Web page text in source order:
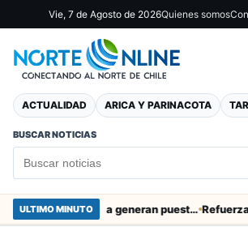
Vie, 7 de Agosto de 2026Quienes somos
ACTUALIDAD ARICA Y PARINACOTA
BUSCAR NOTICIAS
ULTIMO MINUTO Obras de Aguas del Altiplano en Arica generan puestos de trabajo Refuerzan